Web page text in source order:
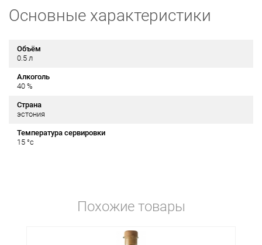
Основные характеристики
Объём
0.5 л
Алкоголь
40 %
Страна
эстония
Температура сервировки
15 °c
Похожие товары